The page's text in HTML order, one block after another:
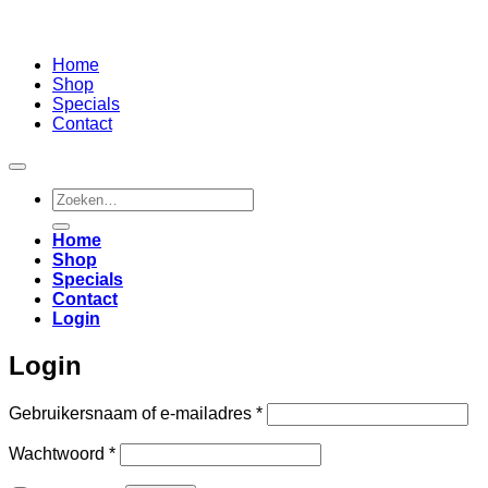
Home
Shop
Specials
Contact
Zoeken
naar:
Home
Shop
Specials
Contact
Login
Login
Gebruikersnaam of e-mailadres *Vereist
Wachtwoord *Vereist